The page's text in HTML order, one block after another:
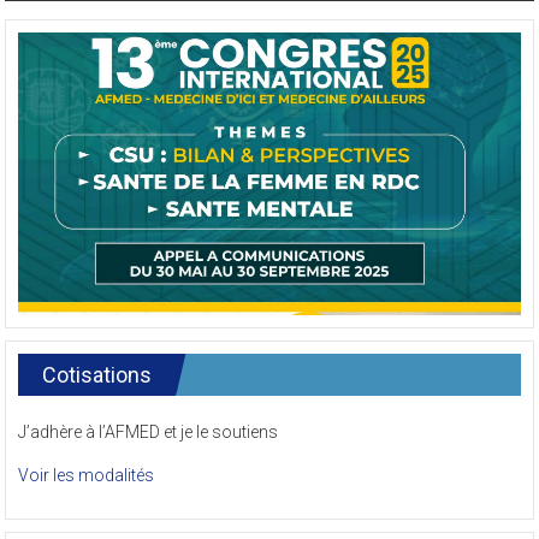
Cotisations
J’adhère à l’AFMED et je le soutiens
Voir les modalités